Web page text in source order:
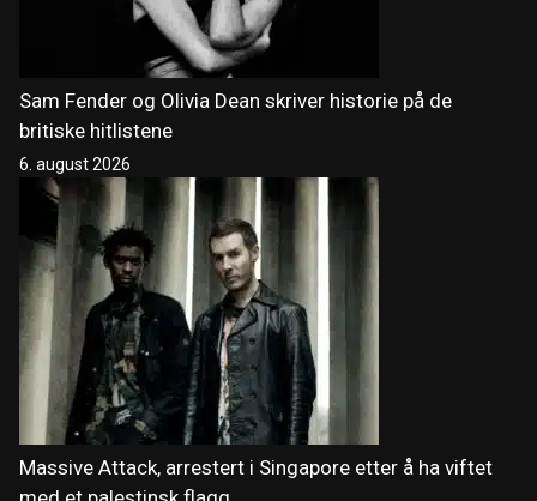
Sam Fender og Olivia Dean skriver historie på de
britiske hitlistene
6. august 2026
Massive Attack, arrestert i Singapore etter å ha viftet